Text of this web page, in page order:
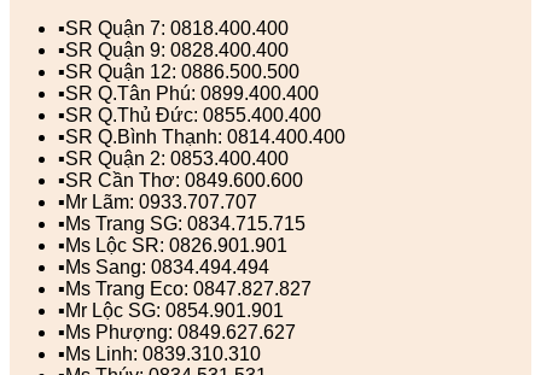
▪️SR Quận 7: 0818.400.400
▪️SR Quận 9: 0828.400.400
▪️SR Quận 12: 0886.500.500
▪️SR Q.Tân Phú: 0899.400.400
▪️SR Q.Thủ Đức: 0855.400.400
▪️SR Q.Bình Thạnh: 0814.400.400
▪️SR Quận 2: 0853.400.400
▪️SR Cần Thơ: 0849.600.600
▪️Mr Lãm: 0933.707.707
▪️Ms Trang SG: 0834.715.715
▪️Ms Lộc SR: 0826.901.901
▪️Ms Sang: 0834.494.494
▪️Ms Trang Eco: 0847.827.827
▪️Mr Lộc SG: 0854.901.901
▪️Ms Phượng: 0849.627.627
▪️Ms Linh: 0839.310.310